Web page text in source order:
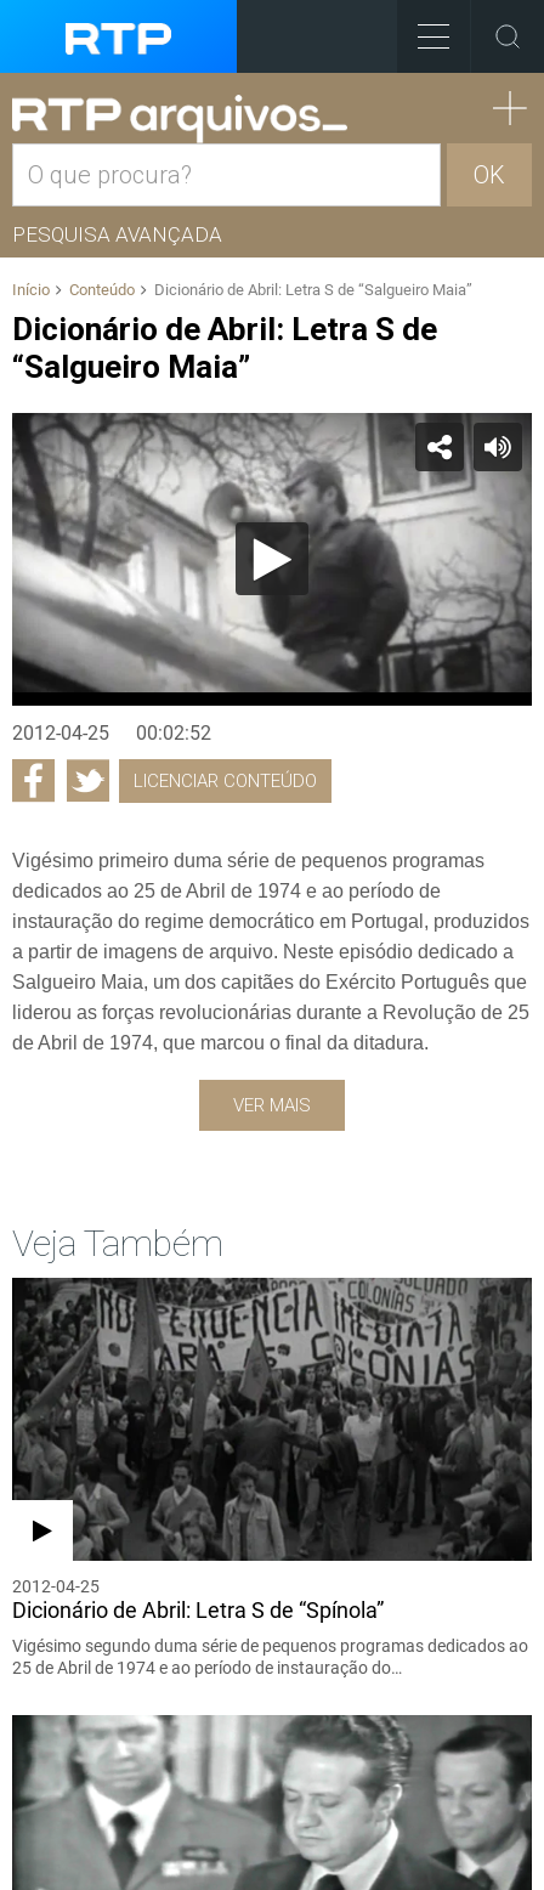
OK
PESQUISA AVANÇADA
Início Conteúdo Dicionário de Abril: Letra S de “Salgueiro Maia”
Dicionário de Abril: Letra S de
“Salgueiro Maia”
2012-04-25 00:02:52
LICENCIAR CONTEÚDO
Vigésimo primeiro duma série de pequenos programas
dedicados ao 25 de Abril de 1974 e ao período de
instauração do regime democrático em Portugal, produzidos
a partir de imagens de arquivo. Neste episódio dedicado a
Salgueiro Maia, um dos capitães do Exército Português que
liderou as forças revolucionárias durante a Revolução de 25
de Abril de 1974, que marcou o final da ditadura.
VER MAIS
Veja Também
2012-04-25
Dicionário de Abril: Letra S de “Spínola”
Vigésimo segundo duma série de pequenos programas dedicados ao
25 de Abril de 1974 e ao período de instauração do…